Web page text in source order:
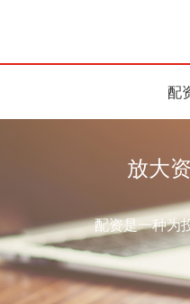
配
放大
配资是一种为